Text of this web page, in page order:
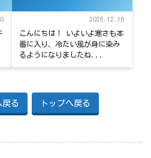
2025.12.16
こんにちは！ いよいよ寒さも本
番に入り、冷たい風が身に染み
るようになりましたね...
戻る トップへ戻る